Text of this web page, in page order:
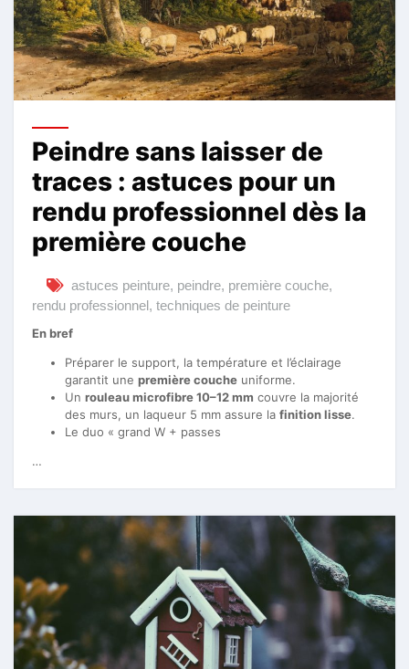
Peindre sans laisser de
traces : astuces pour un
rendu professionnel dès la
première couche
astuces peinture, peindre, première couche,
rendu professionnel, techniques de peinture
En bref
Préparer le support, la température et l’éclairage
garantit une première couche uniforme.
Un rouleau microfibre 10–12 mm couvre la majorité
des murs, un laqueur 5 mm assure la finition lisse.
Le duo « grand W + passes
…